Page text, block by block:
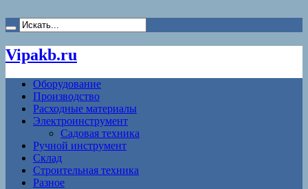
Vipakb.ru
Оборудование
Производство
Расходные материалы
Электроинструмент
Садовая техника
Ручной инструмент
Склад
Строительная техника
Разное